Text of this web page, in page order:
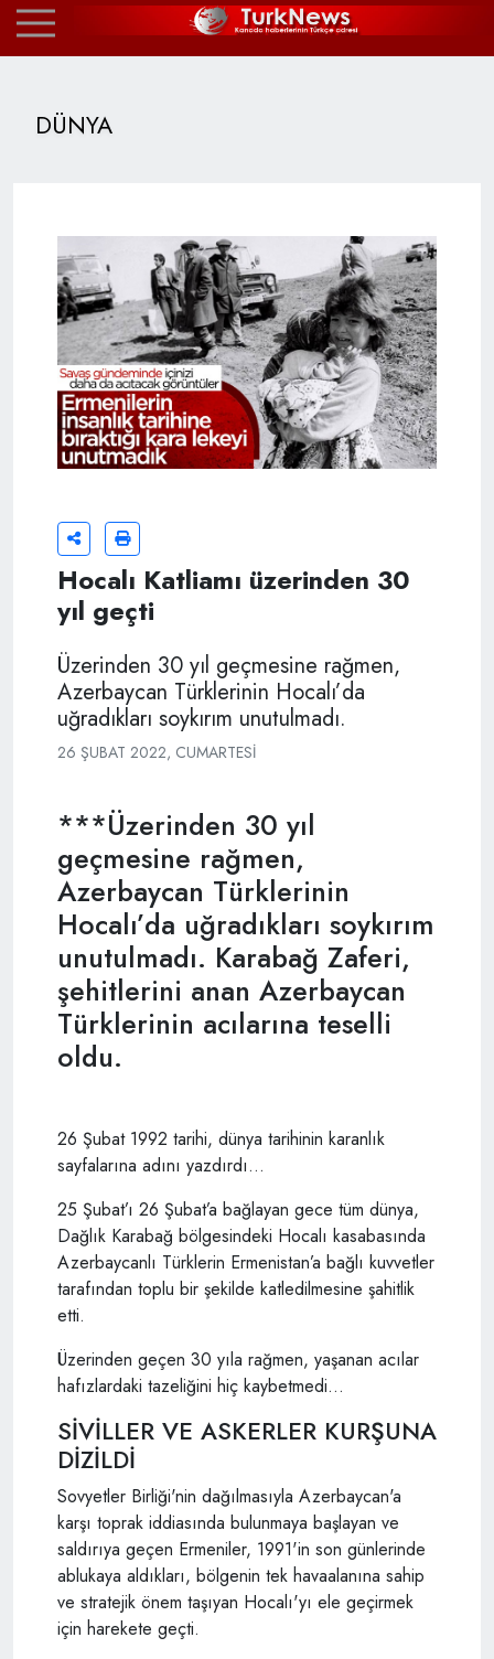
DÜNYA
Hocalı Katliamı üzerinden 30
yıl geçti
Üzerinden 30 yıl geçmesine rağmen,
Azerbaycan Türklerinin Hocalı’da
uğradıkları soykırım unutulmadı.
26 ŞUBAT 2022, CUMARTESI
***Üzerinden 30 yıl
geçmesine rağmen,
Azerbaycan Türklerinin
Hocalı’da uğradıkları soykırım
unutulmadı. Karabağ Zaferi,
şehitlerini anan Azerbaycan
Türklerinin acılarına teselli
oldu.
26 Şubat 1992 tarihi, dünya tarihinin karanlık
sayfalarına adını yazdırdı…
25 Şubat’ı 26 Şubat’a bağlayan gece tüm dünya,
Dağlık Karabağ bölgesindeki Hocalı kasabasında
Azerbaycanlı Türklerin Ermenistan’a bağlı kuvvetler
tarafından toplu bir şekilde katledilmesine şahitlik
etti.
Üzerinden geçen 30 yıla rağmen, yaşanan acılar
hafızlardaki tazeliğini hiç kaybetmedi…
SİVİLLER VE ASKERLER KURŞUNA
DİZİLDİ
Sovyetler Birliği'nin dağılmasıyla Azerbaycan'a
karşı toprak iddiasında bulunmaya başlayan ve
saldırıya geçen Ermeniler, 1991'in son günlerinde
ablukaya aldıkları, bölgenin tek havaalanına sahip
ve stratejik önem taşıyan Hocalı'yı ele geçirmek
için harekete geçti.